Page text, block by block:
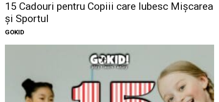
15 Cadouri pentru Copiii care Iubesc Mișcarea
și Sportul
GOKID